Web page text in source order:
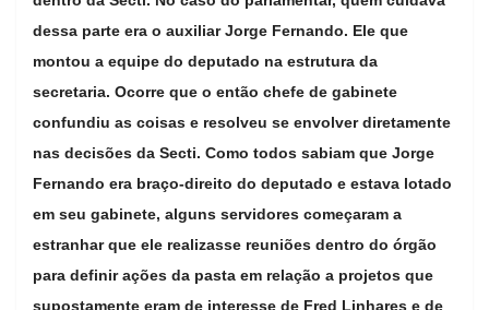
dessa parte era o auxiliar Jorge Fernando. Ele que
montou a equipe do deputado na estrutura da
secretaria. Ocorre que o então chefe de gabinete
confundiu as coisas e resolveu se envolver diretamente
nas decisões da Secti. Como todos sabiam que Jorge
Fernando era braço-direito do deputado e estava lotado
em seu gabinete, alguns servidores começaram a
estranhar que ele realizasse reuniões dentro do órgão
para definir ações da pasta em relação a projetos que
supostamente eram de interesse de Fred Linhares e de